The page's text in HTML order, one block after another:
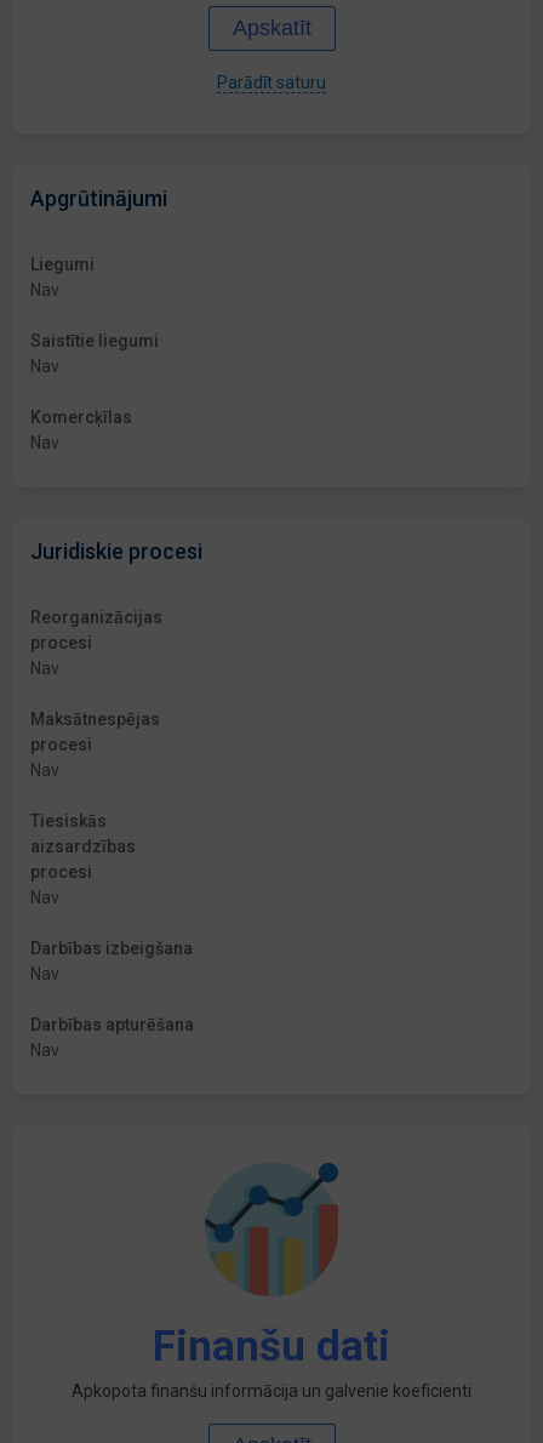
Apskatīt
Parādīt saturu
Apgrūtinājumi
Liegumi
Nav
Saistītie liegumi
Nav
Komercķīlas
Nav
Juridiskie procesi
Reorganizācijas
procesi
Nav
Maksātnespējas
procesi
Nav
Tiesiskās
aizsardzības
procesi
Nav
Darbības izbeigšana
Nav
Darbības apturēšana
Nav
Finanšu dati
Apkopota finanšu informācija un galvenie koeficienti